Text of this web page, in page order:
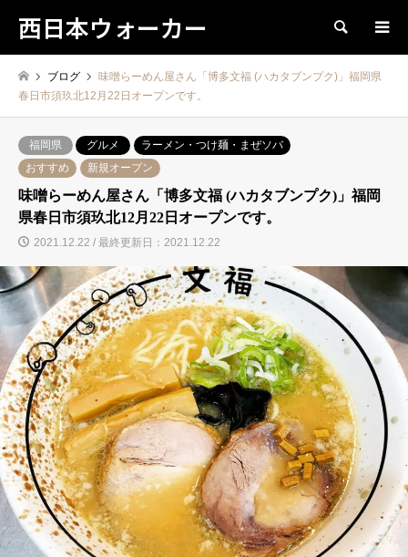
西日本ウォーカー 検索
ブログ
味噌らーめん屋さん「博多文福 (ハカタブンプク)」福岡県
春日市須玖北12月22日オープンです。
福岡県 グルメ
ラーメン・つけ麺・まぜソバ
おすすめ
新規オープン
味噌らーめん屋さん「博多文福 (ハカタブンプク)」福岡
県春日市須玖北12月22日オープンです。
2021.12.22 / 最終更新日：2021.12.22